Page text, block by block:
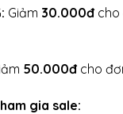
Giảm 30.000đcho
50.000đcho
gia sale: